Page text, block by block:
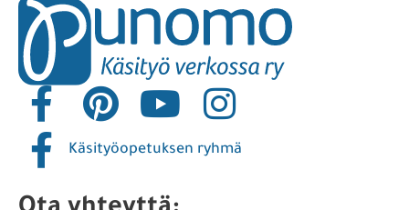
Käsityöopetuksen ryhmä